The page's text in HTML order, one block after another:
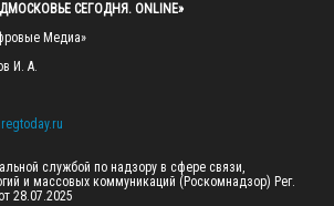
СЕГОДНЯ. ONLINE»
Медиа»
И. А.
службой по надзору в сфере связи,
и массовых коммуникаций (Роскомнадзор) Рег.
28.07.2025